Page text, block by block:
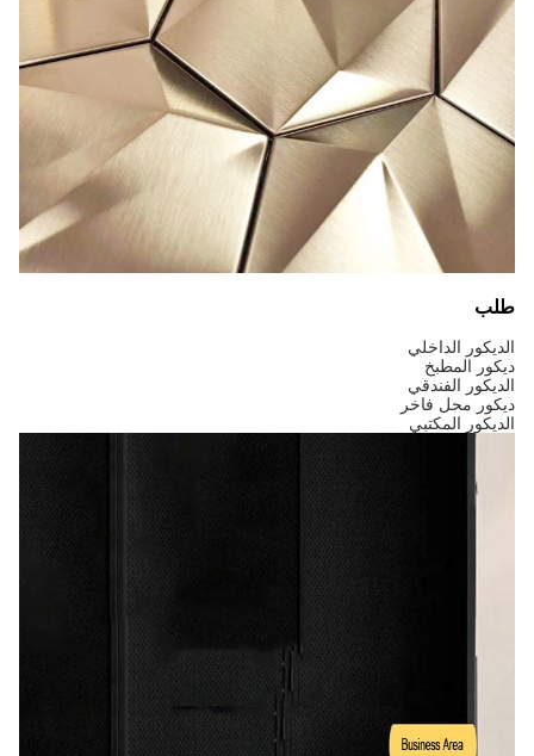
طلب
الديكور الداخلي
ديكور المطبخ
الديكور الفندقي
ديكور محل فاخر
الديكور المكتبي